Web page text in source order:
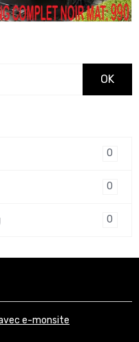
OK
0
0
0
e-monsite